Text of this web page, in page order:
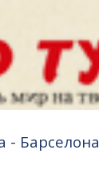
- Барселона